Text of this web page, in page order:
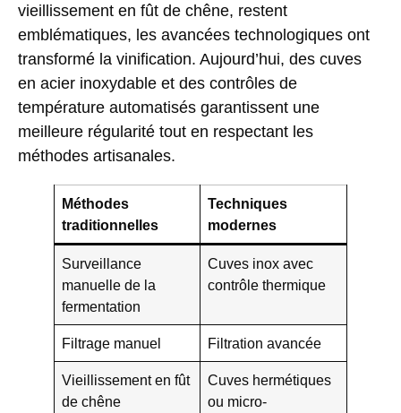
vieillissement en fût de chêne, restent
emblématiques, les avancées technologiques ont
transformé la vinification. Aujourd’hui, des cuves
en acier inoxydable et des contrôles de
température automatisés garantissent une
meilleure régularité tout en respectant les
méthodes artisanales.
Méthodes
traditionnelles
Techniques
modernes
Surveillance
manuelle de la
fermentation
Cuves inox avec
contrôle thermique
Filtrage manuel Filtration avancée
Vieillissement en fût
de chêne
Cuves hermétiques
ou micro-